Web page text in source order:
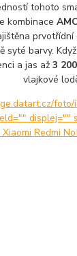
tohoto
kombinace
syté barvy.
a jas až3
vlajkové
Redmi